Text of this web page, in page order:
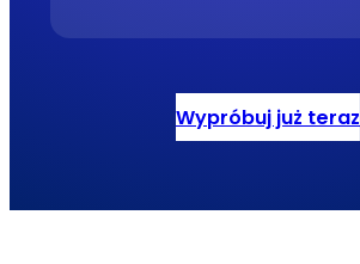
Wypróbuj już teraz